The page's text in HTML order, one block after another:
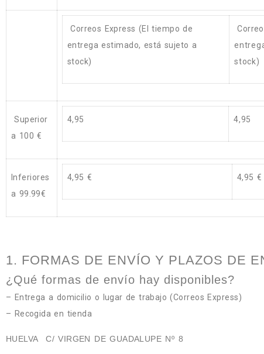
Correos Express (El tiempo de
entrega estimado, está sujeto a
stock)
stock)
Superior
a 100 €
4,95 4,95
Inferiores
a 99.99€
4,95 € 4,95 €
1. FORMAS DE ENVÍO Y PLAZOS DE
¿Qué formas de envío hay disponibles?
– Entrega a domicilio o lugar de trabajo (Correos Express)
– Recogida en tienda
HUELVA C/ VIRGEN DE GUADALUPE Nº 8